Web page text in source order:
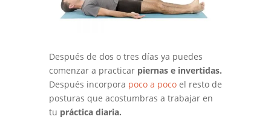
Después de dos o tres días ya puedes
comenzar a practicar piernas e invertidas.
Después incorpora poco a pocoel resto de
posturas que acostumbras a trabajar en
tu práctica diaria.